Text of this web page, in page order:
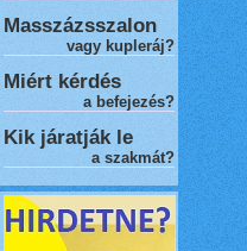
Masszázsszalon
vagy kupleráj?
Miért kérdés
a befejezés?
Kik járatják le
a szakmát?